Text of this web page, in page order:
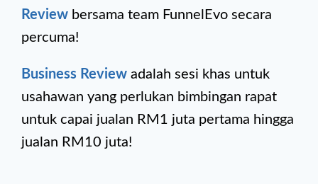
Review bersama team FunnelEvo secara
percuma!
Business Review adalah sesi khas untuk
usahawan yang perlukan bimbingan rapat
untuk capai jualan RM1 juta pertama hingga
jualan RM10 juta!